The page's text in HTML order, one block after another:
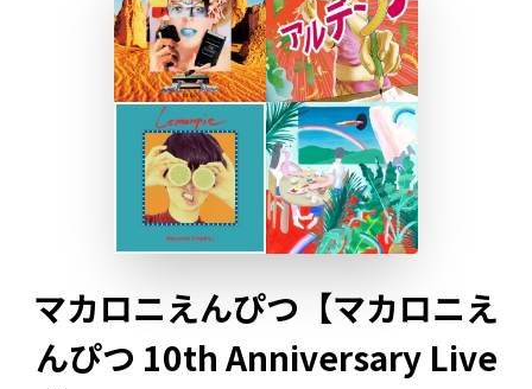
初回30日間無料お試し
マカロニえんぴつ【マカロニえ
んぴつ 10th Anniversary Live